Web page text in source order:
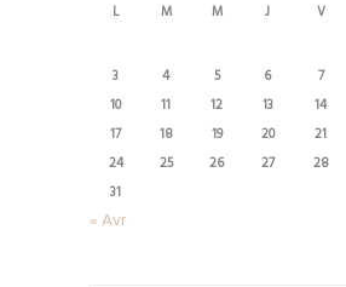
L M M J V
3
4 5 6 7
10
11 12 13 14
17
18 19 20 21
24
25 26 27 28
31
« Avr